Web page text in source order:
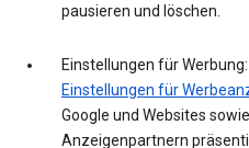
pausieren und löschen.
Einstellungen für
Einstellungen für
Google und Websites
Anzeigenpartnern